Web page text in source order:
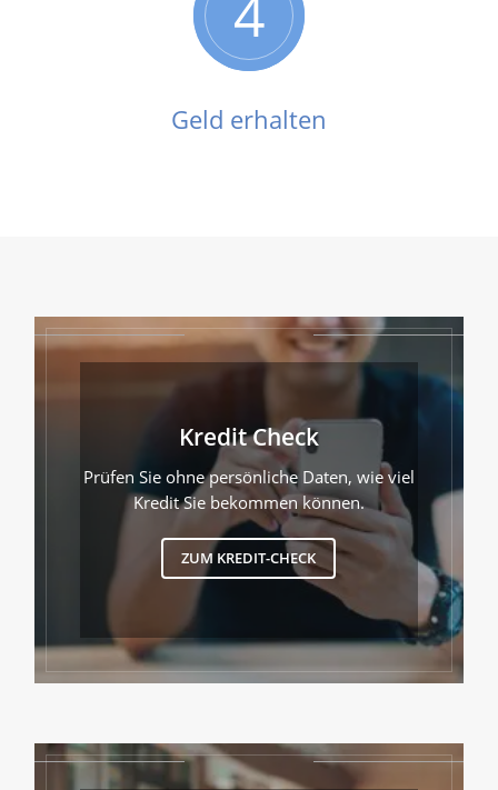
4
Geld erhalten
Kredit Check
Prüfen Sie ohne persönliche Daten, wie viel
Kredit Sie bekommen können.
ZUM KREDIT-CHECK